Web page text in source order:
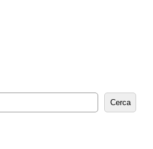
e
Cerca